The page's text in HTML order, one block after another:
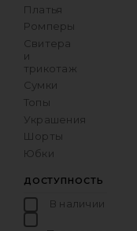
Платья
Ромперы
Свитера
и
трикотаж
Сумки
Топы
Украшения
Шорты
Юбки
ДОСТУПНОСТЬ
В наличии